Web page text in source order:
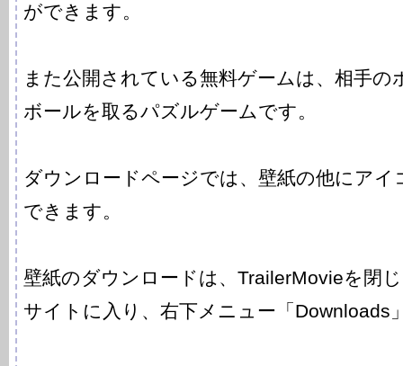
ができます。
また公開されている無料ゲームは、相手の
ボールを取るパズルゲームです。
ダウンロードページでは、壁紙の他にア
できます。
壁紙のダウンロードは、TrailerMovieを閉
サイトに入り、右下メニュー「Downloads